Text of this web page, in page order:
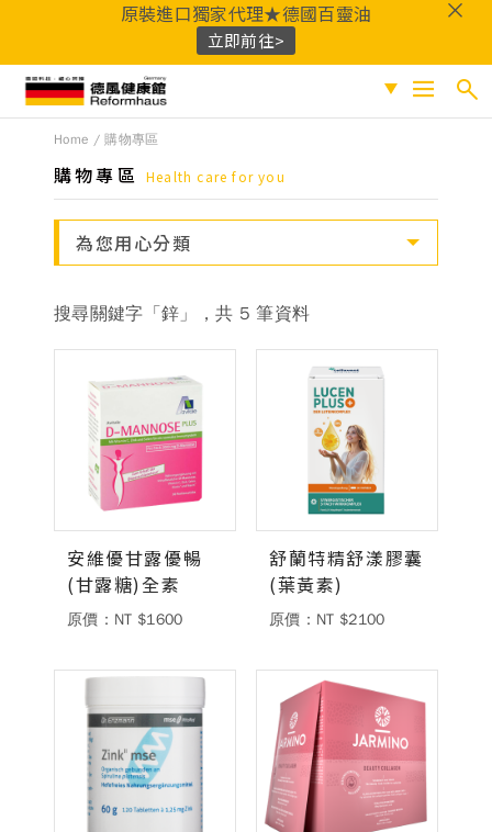
原裝進口獨家代理★德國百靈油
立即前往>
百靈油 黑種草油 鎂 Q10 酸櫻桃
魚
油
益生菌 穀胱甘肽
Home 購物專區
購物專區 Health care for you
為您用心分類
搜尋關鍵字「鋅」，共 5 筆資料
安維優甘露優暢
(甘露糖)全素
原價：NT $1600
舒蘭特精舒漾膠囊
(葉黃素)
原價：NT $2100
促銷專區
人氣商品
保健系列
適用族群
嚴選好物
優質品牌
所有訊息 營養知識 會員辦法
活動訊息
商品訊息
門市據點 常見問題 聯絡德風
關於我們
關於德風 人力招募
會員專區